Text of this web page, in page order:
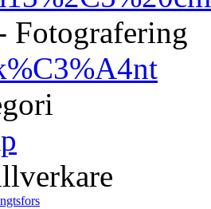
Fotografering